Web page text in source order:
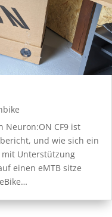
Neuron:ON CF9 ist
und wie sich ein
Unterstützung
einen eMTB sitze